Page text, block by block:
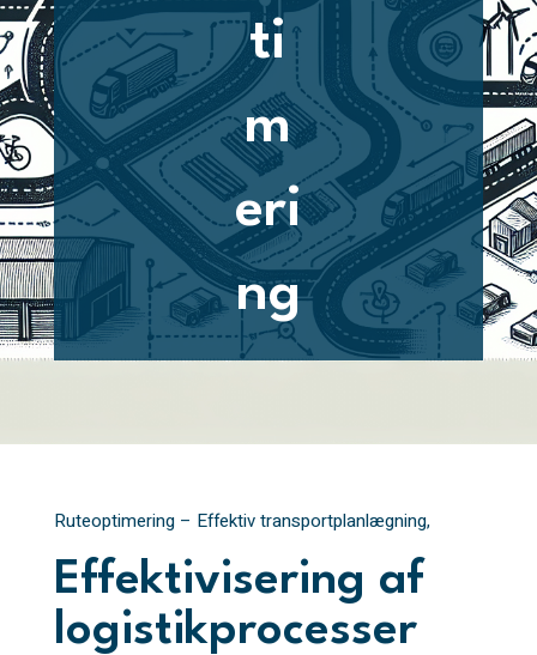
ti
m
eri
ng
Ruteoptimering – Effektiv transportplanlægning,
Effektivisering af
logistikprocesser